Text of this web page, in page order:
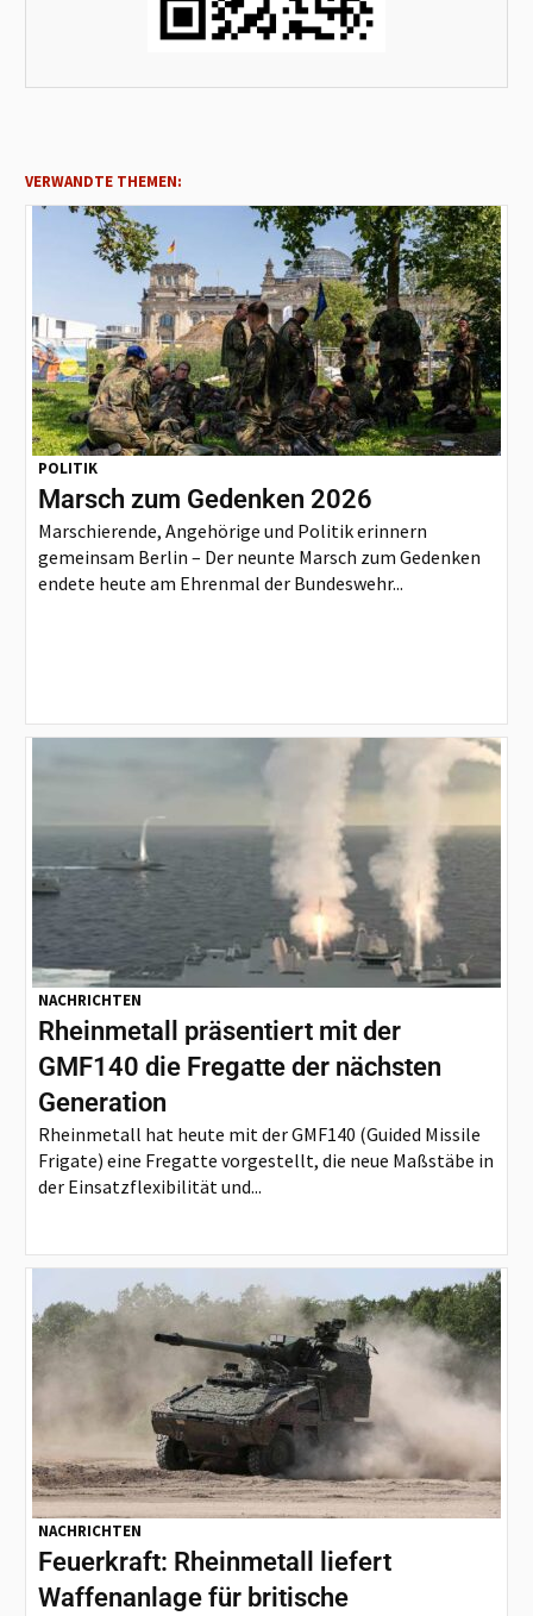
VERWANDTE THEMEN:
POLITIK
Marsch zum Gedenken 2026
Marschierende, Angehörige und Politik erinnern
gemeinsam Berlin – Der neunte Marsch zum Gedenken
endete heute am Ehrenmal der Bundeswehr...
NACHRICHTEN
Rheinmetall präsentiert mit der
GMF140 die Fregatte der nächsten
Generation
Rheinmetall hat heute mit der GMF140 (Guided Missile
Frigate) eine Fregatte vorgestellt, die neue Maßstäbe in
der Einsatzflexibilität und...
NACHRICHTEN
Feuerkraft: Rheinmetall liefert
Waffenanlage für britische